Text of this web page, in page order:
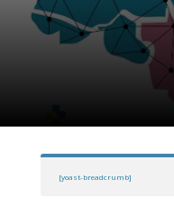
[yoast-breadcrumb]